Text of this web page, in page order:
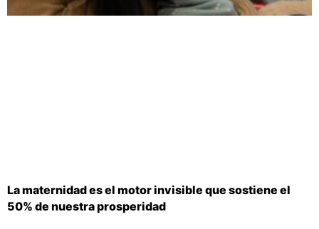
La maternidad es el motor invisible que sostiene el
50% de nuestra prosperidad